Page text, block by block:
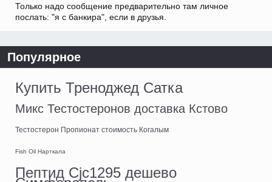
Только надо сообщение предварительно там личное
послать: "я с банкира", если в друзья.
Популярное
Купить Треноджед Сатка
Микс Тестостеронов доставка Кстово
Тестостерон Пропионат стоимость Когалым
Fish Oil Нарткала
Пептид Cjc1295 дешево